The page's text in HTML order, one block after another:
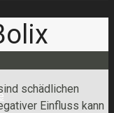
schädlichen
Einfluss kann